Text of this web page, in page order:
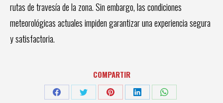
rutas de travesía de la zona. Sin embargo, las condiciones
meteorológicas actuales impiden garantizar una experiencia segura
y satisfactoria.
COMPARTIR
Share
Share
Share
Share
Share